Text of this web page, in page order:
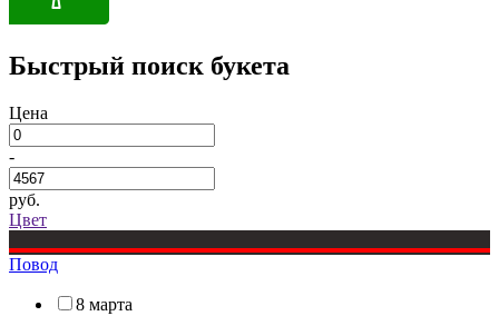
Быстрый поиск букета
Цена
-
руб.
Цвет
Повод
8 марта